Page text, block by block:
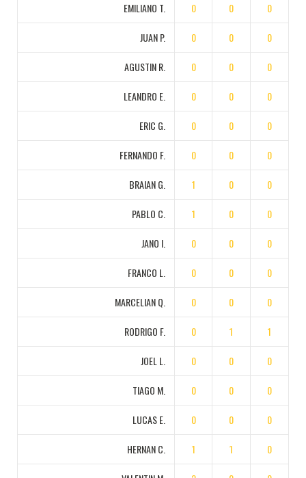
EMILIANO T. 0 0 0
JUAN P. 0 0 0
AGUSTIN R. 0 0 0
LEANDRO E. 0 0 0
ERIC G. 0 0 0
FERNANDO F. 0 0 0
BRAIAN G. 1 0 0
PABLO C. 1 0 0
JANO I. 0 0 0
FRANCO L. 0 0 0
MARCELIAN Q. 0 0 0
RODRIGO F. 0 1 1
JOEL L. 0 0 0
TIAGO M. 0 0 0
LUCAS E. 0 0 0
HERNAN C. 1 1 0